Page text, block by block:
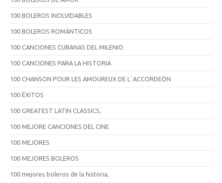
100 BOLEROS INOLVIDABLES
100 BOLEROS ROMÁNTICOS
100 CANCIONES CUBANAS DEL MILENIO
100 CANCIONES PARA LA HISTORIA
100 CHANSON POUR LES AMOUREUX DE L´ACCORDEÓN
100 ÉXITOS
100 GREATEST LATIN CLASSICS,
100 MEJORE CANCIONES DEL CINE
100 MEJORES
100 MEJORES BOLEROS
100 mejores boleros de la historia,